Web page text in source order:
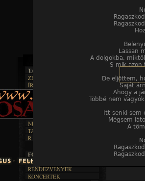
Lassan
A dolgokba,
S mik azon
De eljöttem,
Saját
Ahogy a
Többé nem
Itt senki sem
Mégsem
A
TAJTÉKOS LAPOK
ZENE
ÍRÁSOK
BOSZORKÁNYKONYHA
FEKETE HUMOR
NEKROMANTIKA
TAJTÉKOS NAPOK
R.I.P.
FOTÓGALÉRIA
FESZTIVÁLOK
RENDEZVÉNYEK
KONCERTEK